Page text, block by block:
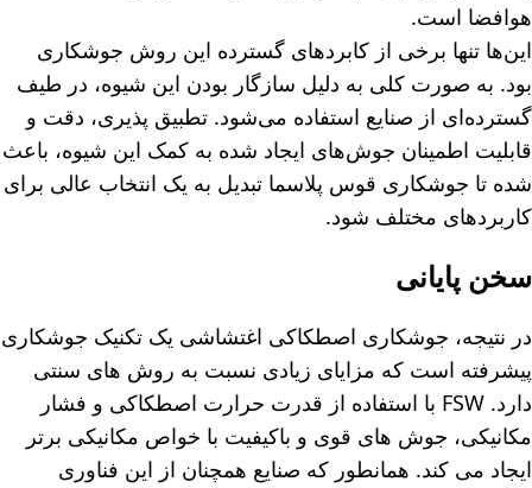
هوافضا است.
این‌ها تنها برخی از کابردهای گسترده این روش جوشکاری
بود. به صورت کلی به دلیل سازگار بودن این شیوه، در طیف
گسترده‌ای از صنایع استفاده می‌شود. تطبیق پذیری، دقت و
قابلیت اطمینان جوش‌های ایجاد شده به کمک این شیوه، باعث
شده تا جوشکاری قوس پلاسما تبدیل به یک انتخاب عالی برای
کاربردهای مختلف شود.
سخن پایانی
در نتیجه، جوشکاری اصطکاکی اغتشاشی یک تکنیک جوشکاری
پیشرفته است که مزایای زیادی نسبت به روش های سنتی
دارد. FSW با استفاده از قدرت حرارت اصطکاکی و فشار
مکانیکی، جوش های قوی و باکیفیت با خواص مکانیکی برتر
ایجاد می کند. همانطور که صنایع همچنان از این فناوری